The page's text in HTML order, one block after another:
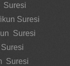
Suresi
Suresi
Suresi
Suresi